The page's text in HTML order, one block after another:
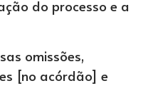
do processo e a
omissões,
[no acórdão] e